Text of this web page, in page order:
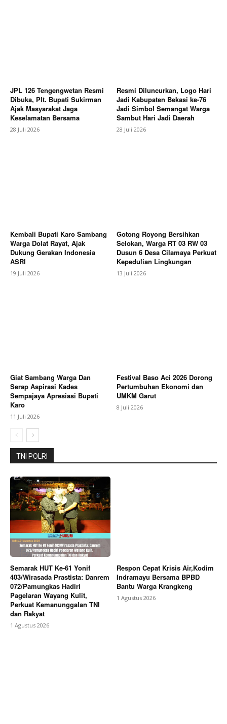
SUBSCRIBE NOW
Bagikan Artikel
Berita Lainnya
Jelang Audiensi Aliansi Gempar, Polisi
JPL 126 Tengengwetan Resmi
Dibuka, Plt. Bupati Sukirman
Ajak Masyarakat Jaga
Keselamatan Bersama
28 Juli 2026
Resmi Diluncurkan, Logo Hari
Jadi Kabupaten Bekasi ke-76
Jadi Simbol Semangat Warga
Sambut Hari Jadi Daerah
28 Juli 2026
Kembali Bupati Karo Sambang
Warga Dolat Rayat, Ajak
Dukung Gerakan Indonesia
ASRI
19 Juli 2026
Gotong Royong Bersihkan
Selokan, Warga RT 03 RW 03
Dusun 6 Desa Cilamaya Perkuat
Kepedulian Lingkungan
13 Juli 2026
Giat Sambang Warga Dan
Serap Aspirasi Kades
Sempajaya Apresiasi Bupati
Karo
11 Juli 2026
Festival Baso Aci 2026 Dorong
Pertumbuhan Ekonomi dan
UMKM Garut
8 Juli 2026
TNI POLRI
Semarak HUT Ke-61 Yonif
403/Wirasada Prastista: Danrem
072/Pamungkas Hadiri
Pagelaran Wayang Kulit,
Perkuat Kemanunggalan TNI
dan Rakyat
1 Agustus 2026
Respon Cepat Krisis Air,Kodim
Indramayu Bersama BPBD
Bantu Warga Krangkeng
1 Agustus 2026